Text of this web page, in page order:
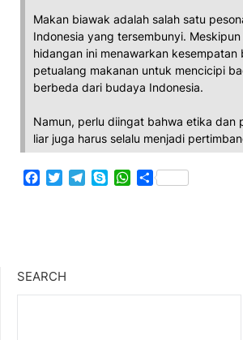
Makan biawak adalah salah satu
Indonesia yang tersembunyi.
hidangan ini menawarkan kesempatan
petualang makanan untuk mencicipi
berbeda dari budaya Indonesia.
Namun, perlu diingat bahwa etika dan
liar juga harus selalu menjadi
Facebook
TwitterTelegram
SkypeWhatsApp
Share
SEARCH